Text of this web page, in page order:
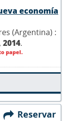
economía
(Argentina) :
2014.
papel.
Reservar